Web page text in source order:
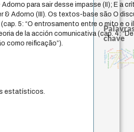
Adorno para sair desse impasse (II); E a
& Adorno (III). Os textos-base são O
5: “O entrosamento entre o mito e o
de la acción comunicativa (cap. 4:
como reificação”).
estatísticos.
chave
fundamentalismo
jacobiprotágoras
experiência temporalmetafísica do
género
idade intolerância
identidade nacional
homem-medidafilosofia brasileira
palavra
perdón
leyes
violencia
logos
pedagogialei
sacrifício
não maleficência mind
therapy